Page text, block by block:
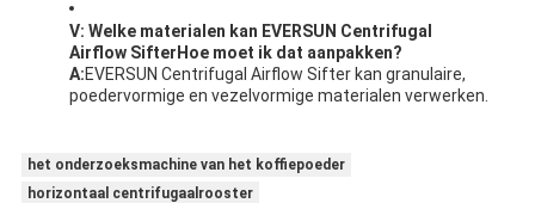
V: Welke materialen kan EVERSUN Centrifugal
Airflow SifterHoe moet ik dat aanpakken?
A:EVERSUN Centrifugal Airflow Sifter kan granulaire,
poedervormige en vezelvormige materialen verwerken.
het onderzoeksmachine van het koffiepoeder
horizontaal centrifugaalrooster